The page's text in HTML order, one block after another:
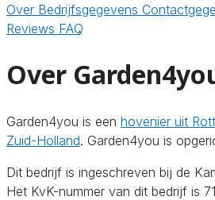
Over Bedrijfsgegevens
Reviews FAQ
Over
Garden4you is een hovenier uit
Zuid-Holland. Garden4you is
Dit bedrijf is ingeschreven bij de
Het KvK-nummer van dit bedrijf is